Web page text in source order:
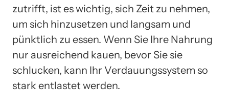
zutrifft, ist es wichtig, sich Zeit zu nehmen,
um sich hinzusetzen und langsam und
pünktlich zu essen. Wenn Sie Ihre Nahrung
nur ausreichend kauen, bevor Sie sie
schlucken, kann Ihr Verdauungssystem so
stark entlastet werden.